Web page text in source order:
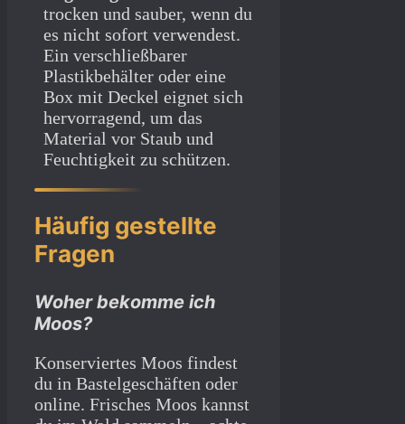
trocken und sauber, wenn du
es nicht sofort verwendest.
Ein verschließbarer
Plastikbehälter oder eine
Box mit Deckel eignet sich
hervorragend, um das
Material vor Staub und
Feuchtigkeit zu schützen.
Häufig gestellte
Fragen
Woher bekomme ich
Moos?
Konserviertes Moos findest
du in Bastelgeschäften oder
online. Frisches Moos kannst